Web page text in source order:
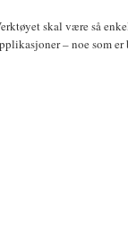
skal være så
– noe som